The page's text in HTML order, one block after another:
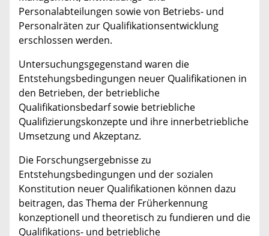
Personalabteilungen sowie von Betriebs- und
Personalräten zur Qualifikationsentwicklung
erschlossen werden.
Untersuchungsgegenstand waren die
Entstehungsbedingungen neuer Qualifikationen in
den Betrieben, der betriebliche
Qualifikationsbedarf sowie betriebliche
Qualifizierungskonzepte und ihre innerbetriebliche
Umsetzung und Akzeptanz.
Die Forschungsergebnisse zu
Entstehungsbedingungen und der sozialen
Konstitution neuer Qualifikationen können dazu
beitragen, das Thema der Früherkennung
konzeptionell und theoretisch zu fundieren und die
Qualifikations- und betriebliche